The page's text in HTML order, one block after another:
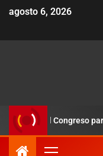
agosto 6, 2026
al Congreso para